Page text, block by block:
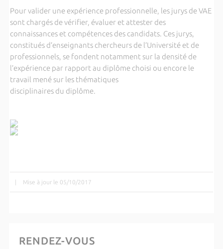
Pour valider une expérience professionnelle, les jurys de VAE
sont chargés de vérifier, évaluer et attester des
connaissances et compétences des candidats. Ces jurys,
constitués d’enseignants chercheurs de l’Université et de
professionnels, se fondent notamment sur la densité de
l’expérience par rapport au diplôme choisi ou encore le
travail mené sur les thématiques
disciplinaires du diplôme.
| Mise à jour le 05/10/2017
RENDEZ-VOUS